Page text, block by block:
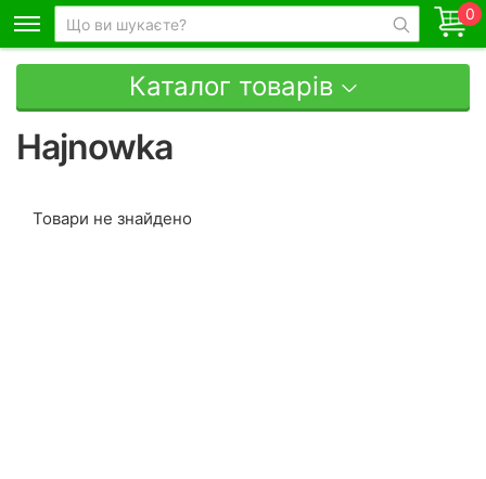
0
Каталог товарів
Hajnowka
Товари не знайдено